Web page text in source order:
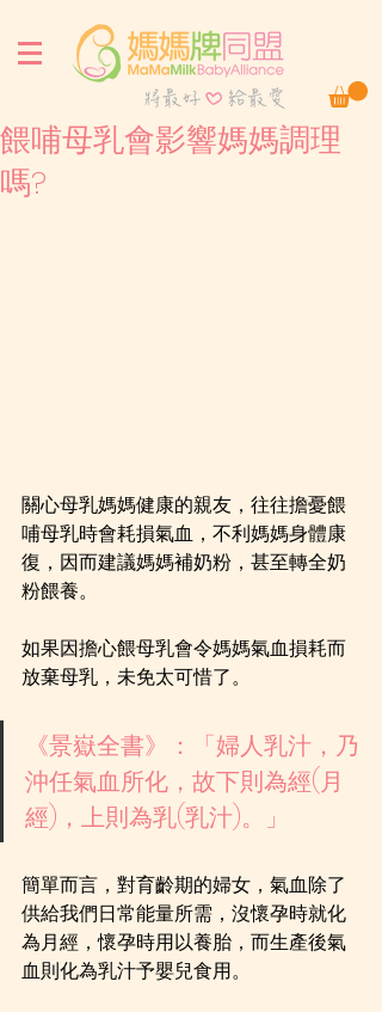
餵哺母乳會影響媽媽調理
嗎?
關心母乳媽媽健康的親友，往往擔憂餵
哺母乳時會耗損氣血，不利媽媽身體康
復，因而建議媽媽補奶粉，甚至轉全奶
粉餵養。
如果因擔心餵母乳會令媽媽氣血損耗而
放棄母乳，未免太可惜了。
《景嶽全書》：「婦人乳汁，乃
沖任氣血所化，故下則為經(月
經)，上則為乳(乳汁)。」
簡單而言，對育齡期的婦女，氣血除了
供給我們日常能量所需，沒懷孕時就化
為月經，懷孕時用以養胎，而生產後氣
血則化為乳汁予嬰兒食用。